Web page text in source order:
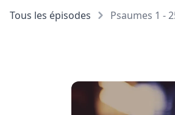
Tous les épisodes Psaumes 1 -